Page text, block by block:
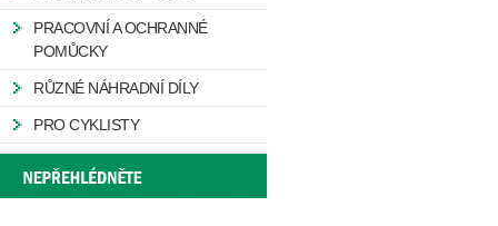
PRACOVNÍ A OCHRANNÉ
POMŮCKY
RŮZNÉ NÁHRADNÍ DÍLY
PRO CYKLISTY